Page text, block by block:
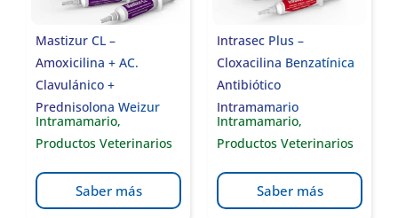
Mastizur CL –
Amoxicilina + AC.
Clavulánico +
Prednisolona Weizur
Intramamario,
Productos Veterinarios
Saber más
Intrasec Plus –
Cloxacilina Benzatínica
Antibiótico
Intramamario
Intramamario,
Productos Veterinarios
Saber más